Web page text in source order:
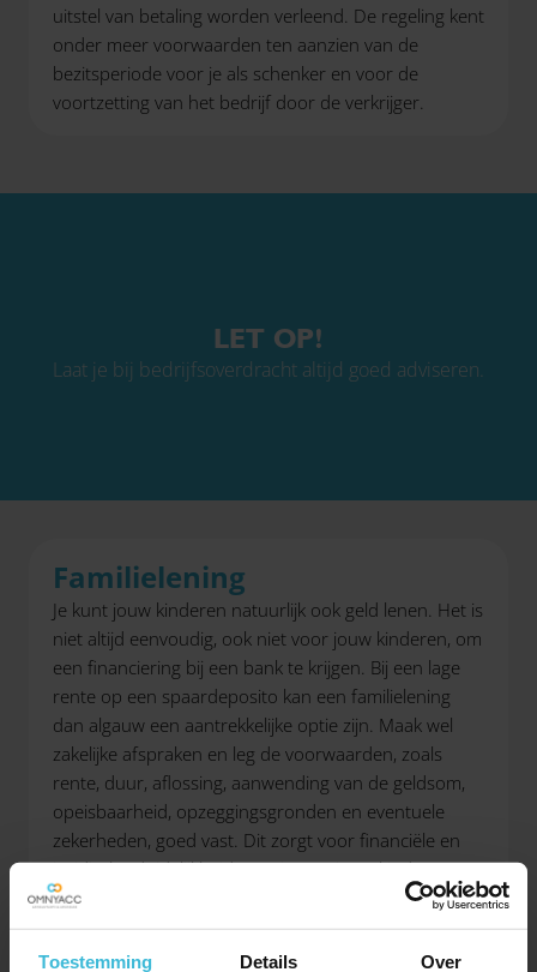
Toestemming Details Over
uitstel van betaling worden verleend. De regeling kent
onder meer voorwaarden ten aanzien van de
bezitsperiode voor je als schenker en voor de
voortzetting van het bedrijf door de verkrijger.
LET OP!
Laat je bij bedrijfsoverdracht altijd goed adviseren.
Familielening
Je kunt jouw kinderen natuurlijk ook geld lenen. Het is
niet altijd eenvoudig, ook niet voor jouw kinderen, om
een financiering bij een bank te krijgen. Bij een lage
rente op een spaardeposito kan een familielening
dan algauw een aantrekkelijke optie zijn. Maak wel
zakelijke afspraken en leg de voorwaarden, zoals
rente, duur, aflossing, aanwending van de geldsom,
opeisbaarheid, opzeggingsgronden en eventuele
zekerheden, goed vast. Dit zorgt voor financiële en
juridische duidelijkheid voor jou en jouw kind en
voorkomt veelal onnodige fiscale narigheid.